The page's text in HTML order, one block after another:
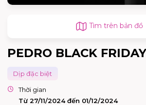
Tìm trên bản đồ
PEDRO BLACK FRIDAY
Dịp đặc biệt
Thời gian
Từ 27/11/2024 đến 01/12/2024